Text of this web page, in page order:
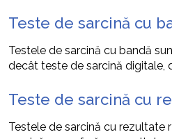
Teste de sarcină cu
Testele de sarcină cu bandă
decât teste de sarcină digitale,
Teste de sarcină cu
Testele de sarcină cu rezultate